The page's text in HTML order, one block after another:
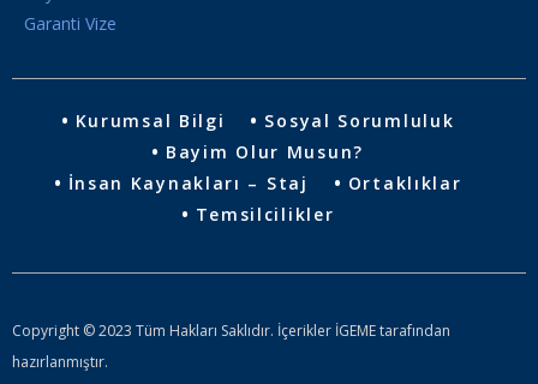
Garanti Vize
Kurumsal Bilgi
Sosyal Sorumluluk
Bayim Olur Musun?
İnsan Kaynakları – Staj
Ortaklıklar
Temsilcilikler
Copyright © 2023 Tüm Hakları Saklıdır. İçerikler İGEME tarafından
hazırlanmıştır.